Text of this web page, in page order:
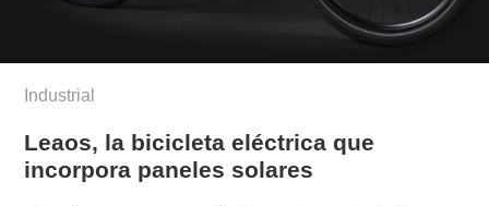
Industrial
Leaos, la bicicleta eléctrica que
incorpora paneles solares